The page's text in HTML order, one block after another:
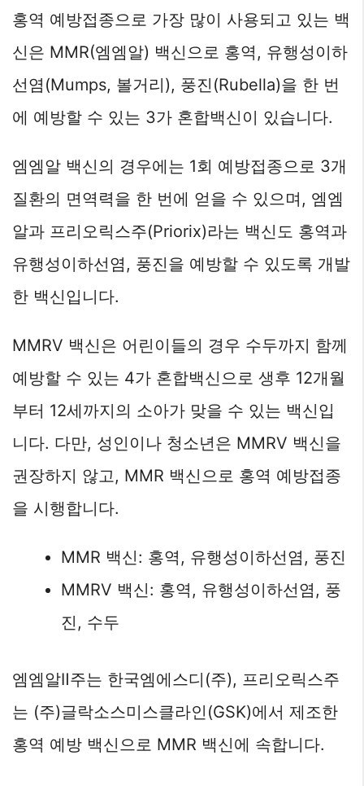
홍역 예방접종으로 가장 많이 사용되고 있는 백
신은 MMR(엠엠알) 백신으로 홍역, 유행성이하
선염(Mumps, 볼거리), 풍진(Rubella)을 한 번
에 예방할 수 있는 3가 혼합백신이 있습니다.
엠엠알 백신의 경우에는 1회 예방접종으로 3개
질환의 면역력을 한 번에 얻을 수 있으며, 엠엠
알과 프리오릭스주(Priorix)라는 백신도 홍역과
유행성이하선염, 풍진을 예방할 수 있도록 개발
한 백신입니다.
MMRV 백신은 어린이들의 경우 수두까지 함께
예방할 수 있는 4가 혼합백신으로 생후 12개월
부터 12세까지의 소아가 맞을 수 있는 백신입
니다. 다만, 성인이나 청소년은 MMRV 백신을
권장하지 않고, MMR 백신으로 홍역 예방접종
을 시행합니다.
MMR 백신: 홍역, 유행성이하선염, 풍진
MMRV 백신: 홍역, 유행성이하선염, 풍
진, 수두
엠엠알Ⅱ주는 한국엠에스디(주), 프리오릭스주
는 (주)글락소스미스클라인(GSK)에서 제조한
홍역 예방 백신으로 MMR 백신에 속합니다.